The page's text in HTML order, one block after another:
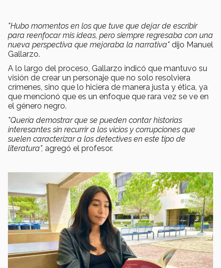
"Hubo momentos en los que tuve que dejar de escribir
para reenfocar mis ideas, pero siempre regresaba con una
nueva perspectiva que mejoraba la narrativa" dijo Manuel
Gallarzo.
A lo largo del proceso, Gallarzo indicó que mantuvo su
visión de crear un personaje que no solo resolviera
crímenes, sino que lo hiciera de manera justa y ética, ya
que mencionó que es un enfoque que rara vez se ve en
el género negro.
"Quería demostrar que se pueden contar historias
interesantes sin recurrir a los vicios y corrupciones que
suelen caracterizar a los detectives en este tipo de
literatura", agregó el profesor.